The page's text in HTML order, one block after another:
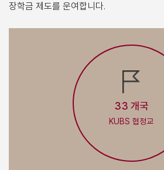
장학금 제도를 운여합니다.
33 개국
KUBS 협정교